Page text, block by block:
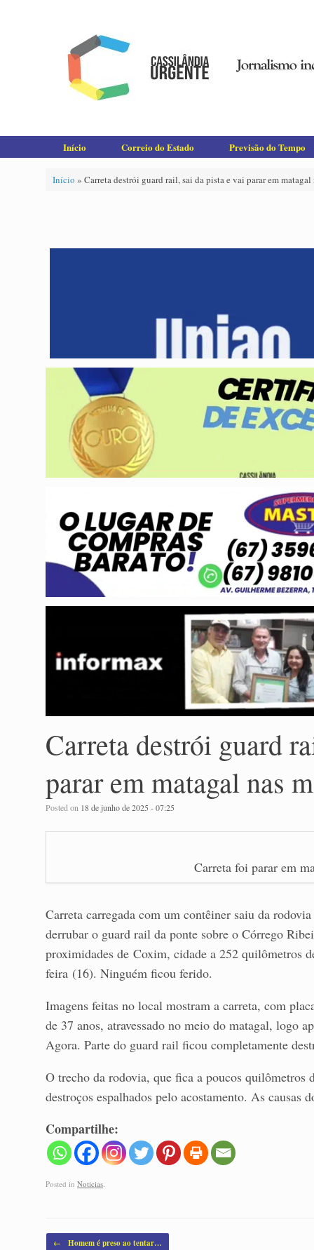
Início Correio do Estado Previsão do Tempo
Início » Carreta destrói guard rail, sai da pista e vai parar em matagal
Carreta destrói guard
parar em matagal nas
Posted on 18 de junho de 2025 - 07:25
Carreta foi parar em
Carreta carregada com um contêiner saiu da
derrubar o guard rail da ponte sobre o Córrego
proximidades de Coxim, cidade a 252 quilômetros
feira (16). Ninguém ficou ferido.
Imagens feitas no local mostram a carreta, com
de 37 anos, atravessado no meio do matagal, logo
Agora. Parte do guard rail ficou completamente
O trecho da rodovia, que fica a poucos quilômetros
destroços espalhados pelo acostamento. As causas
Compartilhe:
Posted in Noticias
Post navigation
← Homem é preso ao tentar…